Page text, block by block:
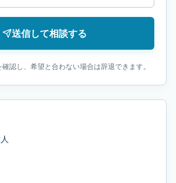
送信して相談する
認し、希望と合わない場合は辞退できます。